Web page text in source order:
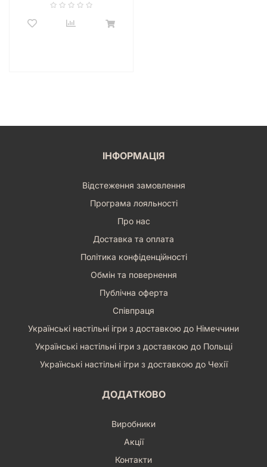
ІНФОРМАЦІЯ
Відстеження замовлення
Програма лояльності
Про нас
Доставка та оплата
Політика конфіденційності
Обмін та повернення
Публічна оферта
Співпраця
Українські настільні ігри з доставкою до Німеччини
Українські настільні ігри з доставкою до Польщі
Українські настільні ігри з доставкою до Чехії
ДОДАТКОВО
Виробники
Акції
Контакти